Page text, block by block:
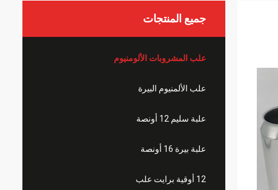
جميع المنتجات
علب المشروبات الألومنيوم
علب الألمنيوم البيرة
علبة سليم 12 أونصة
علبة بيرة 16 أونصة
12 أوقية برايت علب